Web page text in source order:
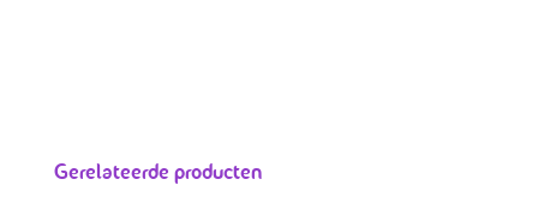
Gerelateerde producten